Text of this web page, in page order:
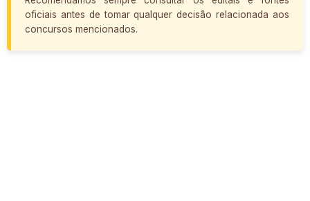
oficiais antes de tomar qualquer decisão relacionada aos
concursos mencionados.